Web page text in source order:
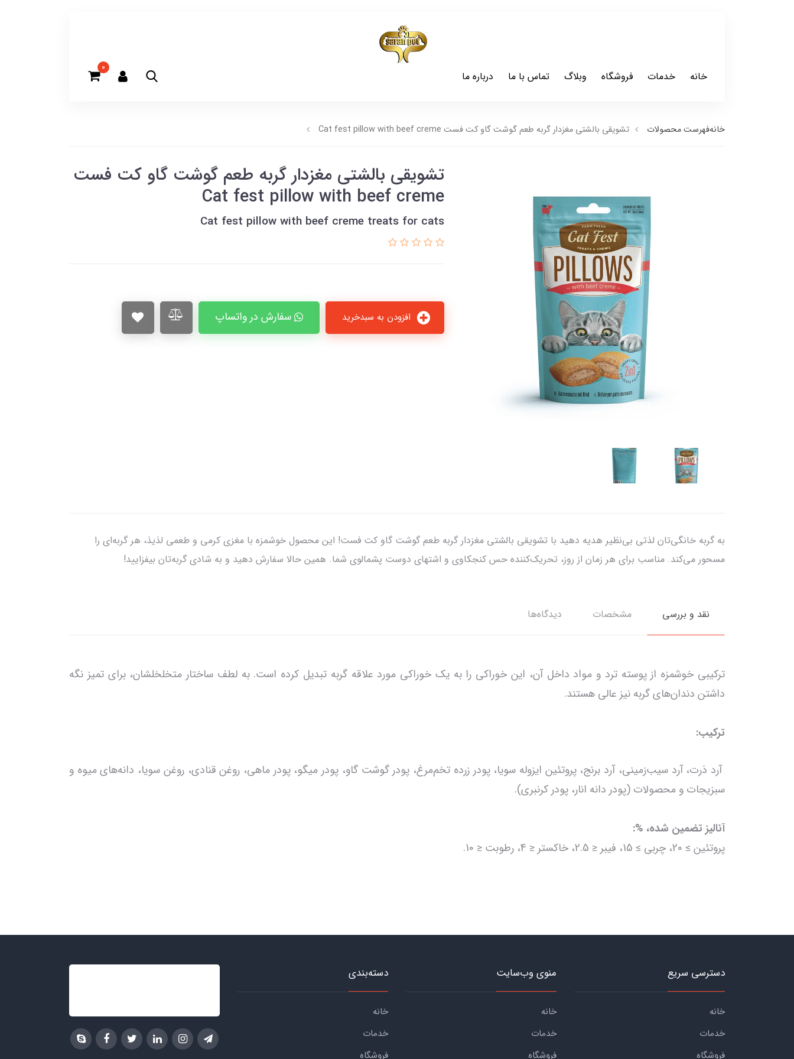
خانه خدمات فروشگاه وبلاگ تماس با ما درباره ما
0
خانهفهرست محصولات تشویقی بالشتی مغزدار گربه طعم گوشت گاو کت فست Cat fest pillow with beef creme
تشویقی بالشتی مغزدار گربه طعم گوشت گاو کت فست
Cat fest pillow with beef creme
Cat fest pillow with beef creme treats for cats
سفارش در واتساپ
به گربه‌ خانگی‌تان لذتی بی‌نظیر هدیه دهید با تشویقی بالشتی مغزدار گربه طعم گوشت گاو کت فست! این محصول خوشمزه با مغزی کرمی و طعمی لذیذ، هر گربه‌ای را
مسحور می‌کند. مناسب برای هر زمان از روز، تحریک‌کننده حس کنجکاوی و اشتهای دوست پشمالوی شما. همین حالا سفارش دهید و به شادی گربه‌تان بیفزایید!
نقد و بررسی مشخصات دیدگاه‌ها
ترکیبی خوشمزه از پوسته ترد و مواد داخل آن، این خوراکی را به یک خوراکی مورد علاقه گربه تبدیل کرده است. به لطف ساختار متخلخلشان، برای تمیز نگه
داشتن دندان‌های گربه نیز عالی هستند.
ترکیب:
آرد ذرت، آرد سیب‌زمینی، آرد برنج، پروتئین ایزوله سویا، پودر زرده تخم‌مرغ، پودر گوشت گاو، پودر میگو، پودر ماهی، روغن قنادی، روغن سویا، دانه‌های میوه و
سبزیجات و محصولات (پودر دانه انار، پودر کرنبری).
آنالیز تضمین شده، %:
پروتئین ≥ 20، چربی ≥ 15، فیبر ≤ 2.5، خاکستر ≤ 4، رطوبت ≤ 10.
دسترسی سریع
خانه
خدمات
فروشگاه
منوی وب‌سایت
خانه
خدمات
فروشگاه
دسته‌بندی
خانه
خدمات
فروشگاه